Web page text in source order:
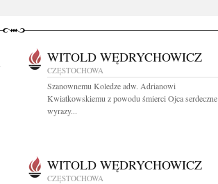
WITOLD WĘDRYCHOWICZ
CZĘSTOCHOWA
Szanownemu Koledze adw. Adrianowi
Kwiatkowskiemu z powodu śmierci Ojca serdeczne
wyrazy...
WITOLD WĘDRYCHOWICZ
CZĘSTOCHOWA